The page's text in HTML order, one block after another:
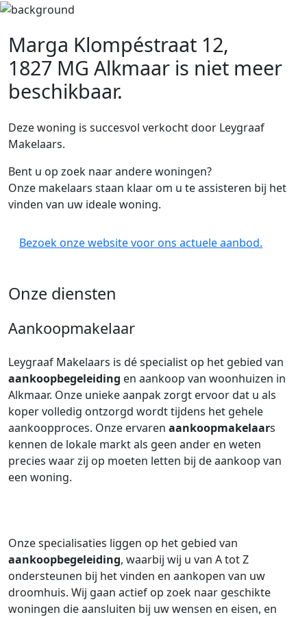
Marga Klompéstraat 12,
1827 MG Alkmaar is niet meer
beschikbaar.
Deze woning is succesvol verkocht door Leygraaf
Makelaars.
Bent u op zoek naar andere woningen?
Onze makelaars staan klaar om u te assisteren bij het
vinden van uw ideale woning.
Bezoek onze website voor ons actuele aanbod.
Onze diensten
Aankoopmakelaar
Leygraaf Makelaars is dé specialist op het gebied van
aankoopbegeleiding en aankoop van woonhuizen in
Alkmaar. Onze unieke aanpak zorgt ervoor dat u als
koper volledig ontzorgd wordt tijdens het gehele
aankoopproces. Onze ervaren aankoopmakelaars
kennen de lokale markt als geen ander en weten
precies waar zij op moeten letten bij de aankoop van
een woning.
Onze specialisaties liggen op het gebied van
aankoopbegeleiding, waarbij wij u van A tot Z
ondersteunen bij het vinden en aankopen van uw
droomhuis. Wij gaan actief op zoek naar geschikte
woningen die aansluiten bij uw wensen en eisen, en